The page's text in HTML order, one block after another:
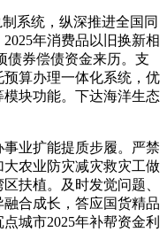
系统，纵深推进全国同
年消费品以旧换新相
债券偿债资金来历。支
算办理一体化系统，优
块功能。下达海洋生态
业扩能提质步履。严禁
农业防灾减灾救灾工做
扶植。及时发觉问题、
合成长，答应国货精品
城市2025年补帮资金利